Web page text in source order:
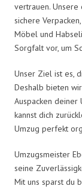
vertrauen. Unsere
sichere
Möbel und
Sorgfalt vor, um
Unser Ziel ist es,
Deshalb bieten
Auspacken deiner
kannst dich
Umzug perfekt
Umzugsmeister
seine
Mit uns sparst du